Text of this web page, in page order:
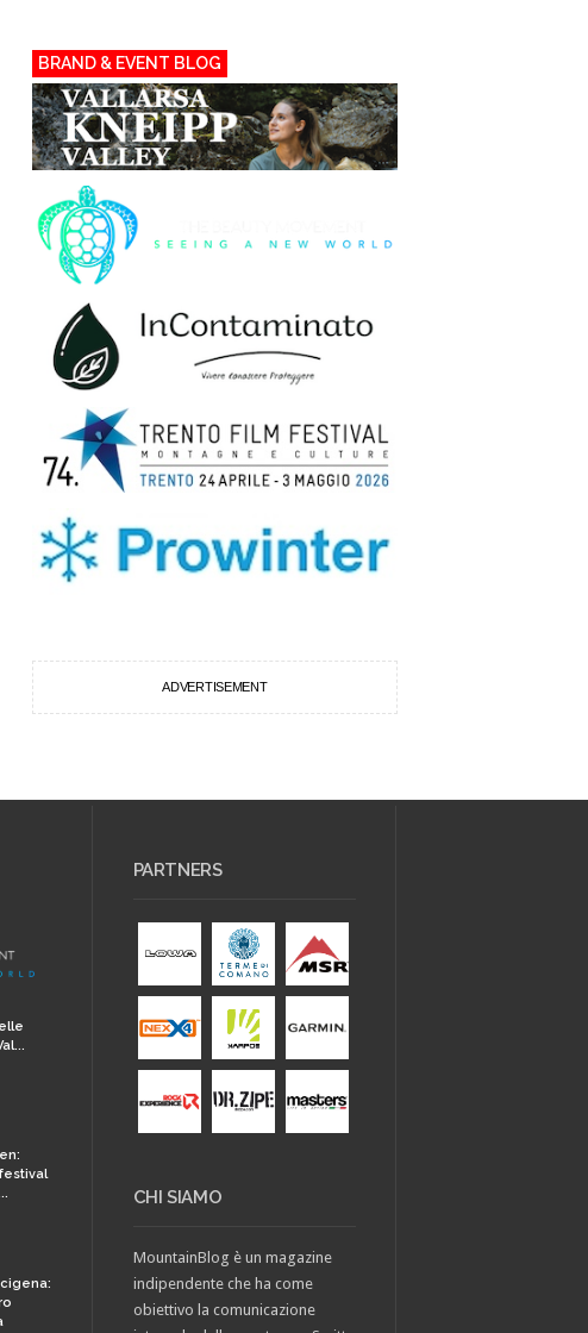
BRAND & EVENT BLOG
ADVERTISEMENT
PARTNERS
CHI SIAMO
MountainBlog è un magazine
indipendente che ha come
obiettivo la comunicazione